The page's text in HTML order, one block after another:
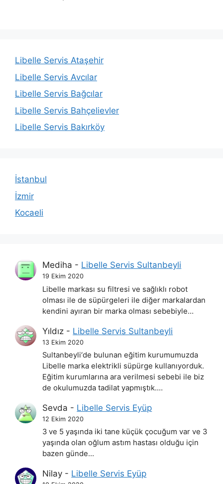
Libelle Servis Ataşehir
Libelle Servis Avcılar
Libelle Servis Bağcılar
Libelle Servis Bahçelievler
Libelle Servis Bakırköy
İstanbul
İzmir
Kocaeli
Mediha - Libelle Servis Sultanbeyli
19 Ekim 2020
Libelle markası su filtresi ve sağlıklı robot
olması ile de süpürgeleri ile diğer markalardan
kendini ayıran bir marka olması sebebiyle…
Yıldız - Libelle Servis Sultanbeyli
13 Ekim 2020
Sultanbeyli‘de bulunan eğitim kurumumuzda
Libelle marka elektrikli süpürge kullanıyorduk.
Eğitim kurumlarına ara verilmesi sebebi ile biz
de okulumuzda tadilat yapmıştık.…
Sevda - Libelle Servis Eyüp
12 Ekim 2020
3 ve 5 yaşında iki tane küçük çocuğum var ve 3
yaşında olan oğlum astım hastası olduğu için
bazen günde…
Nilay - Libelle Servis Eyüp